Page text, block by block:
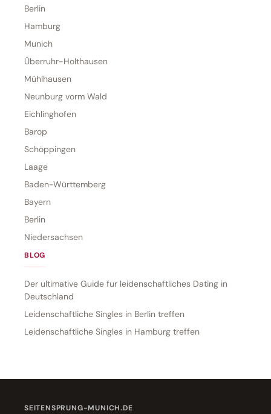
Berlin
Hamburg
Munich
Überruhr-Holthausen
Mühlhausen
Neunburg vorm Wald
Eichlinghofen
Barop
Schöppingen
Laage
Baden-Württemberg
Bayern
Berlin
Niedersachsen
BLOG
Der ultimative Guide fur leidenschaftliches Dating in
Deutschland
Leidenschaftliche Singles in Berlin treffen
Leidenschaftliche Singles in Hamburg treffen
SEITENSPRUNG-MUNICH.DE